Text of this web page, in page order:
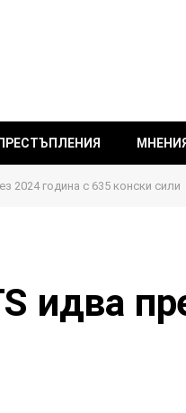
ПРЕСТЪПЛЕНИЯ МНЕНИЯ
2024 година с 635 конски сили
идва